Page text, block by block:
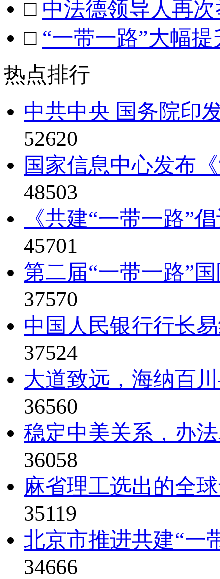
□ 中法德领导人再
□ “一带一路”大幅
热点排行
中共中央 国务院印
52620
国家信息中心发布
48503
《共建“一带一路”
45701
第二届“一带一路”
37570
中国人民银行行长
37524
大道致远，海纳百
36560
稳定中美关系，办
36058
麻省理工选出的全
35119
北京市推进共建“一
34666